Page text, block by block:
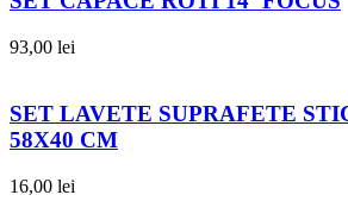
93,00 lei
SET LAVETE SUPRAFETE
58X40 CM
16,00 lei